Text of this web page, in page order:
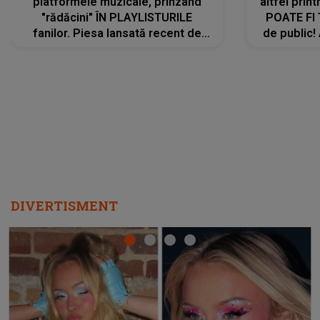
"rădăcini" ÎN PLAYLISTURILE
fanilor. Piesa lansată recent de
POATE FI
de public!
DIVERTISMENT